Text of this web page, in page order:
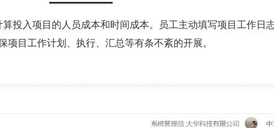
投入项目的人员成本和时间成本。员工主动填写项目工作日
项目工作计划、执行、汇总等有条不紊的开展。